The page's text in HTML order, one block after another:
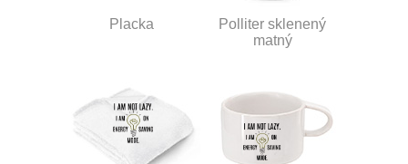
Placka
Polliter sklenený
matný